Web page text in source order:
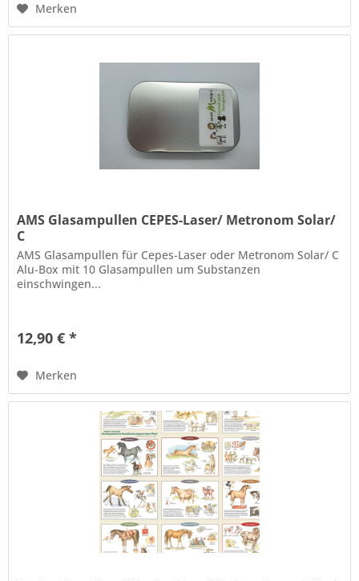
Merken
AMS Glasampullen CEPES-Laser/ Metronom Solar/
C
AMS Glasampullen für Cepes-Laser oder Metronom Solar/ C
Alu-Box mit 10 Glasampullen um Substanzen
einschwingen...
12,90 € *
Merken